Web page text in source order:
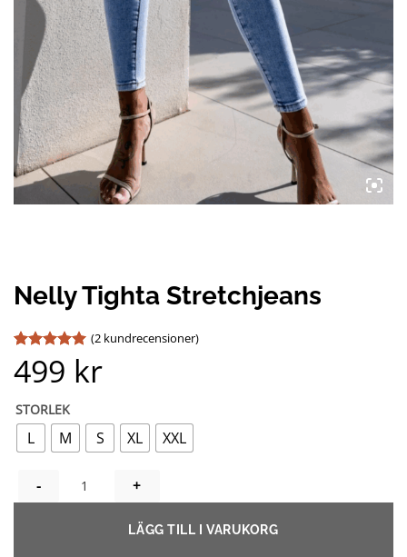
Nelly Tighta Stretchjeans
Betygsatt 5
av 5
kundrecensioner
(2kundrecensioner)
499 kr
STORLEK
L M S XL XXL
NELLY TIGHTA STRETCHJEANS MÄNGD
LÄGG TILL I VARUKORG